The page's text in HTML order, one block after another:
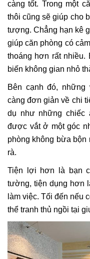
càng tốt. Trong một
thôi cũng sẽ giúp cho
tượng. Chẳng hạn kê
giúp căn phòng có
thoáng hơn rất nhiều.
biến không gian nhỏ
Bên cạnh đó, những
càng đơn giản về chi
dụ như những chiếc
được vắt ở một góc
phòng không bừa
rà.
Tiện lợi hơn là bạn
tường, tiện dụng hơn
làm việc. Tối đến nếu
thể tranh thủ ngồi tại